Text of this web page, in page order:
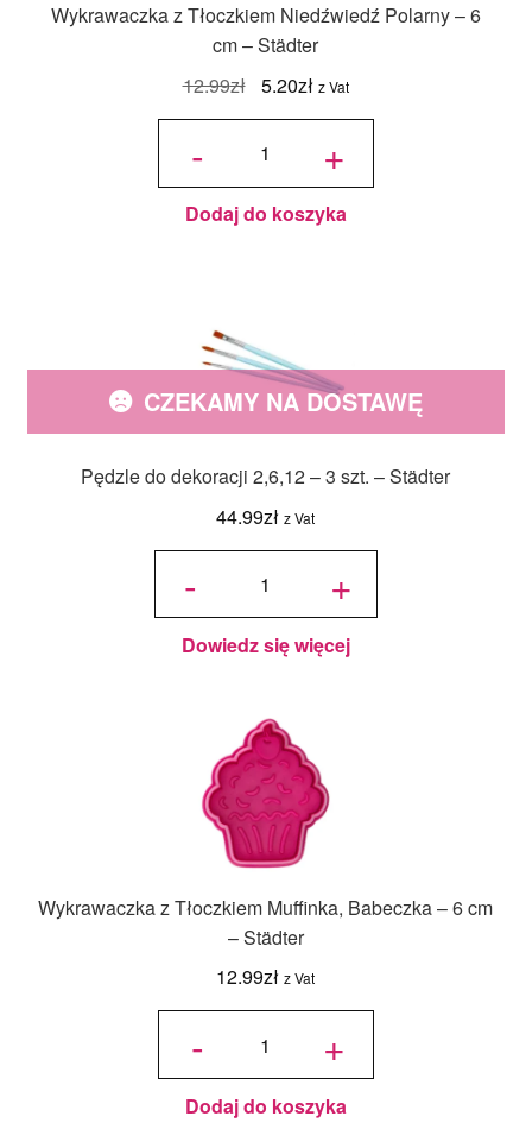
Wykrawaczka z Tłoczkiem Niedźwiedź Polarny – 6
cm – Städter
12.99zł Pierwotna
cena
wynosiła:
5.20złAktualna
cena
5.20zł.
z Vat
-
ilość
z Tłoczkiem
Niedźwiedź
Polarny - 6
cm - Städter +
Dodaj do koszyka
Pędzle do dekoracji 2,6,12 – 3 szt. – Städter
44.99zł z Vat
CZEKAMY NA DOSTAWĘ
-
ilość
dekoracji
2,6,12 -
Städter +
Dowiedz się więcej
Wykrawaczka z Tłoczkiem Muffinka, Babeczka – 6 cm
– Städter
12.99zł z Vat
-
ilość
z Tłoczkiem
Muffinka,
Babeczka - 6
cm - Städter +
Dodaj do koszyka